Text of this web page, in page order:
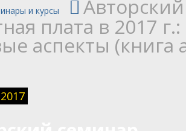
и курсы
плата в 2017
аспекты (книга